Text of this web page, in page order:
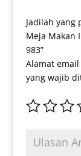
Jadilah yang
Meja Makan
983”
Alamat
yang wajib